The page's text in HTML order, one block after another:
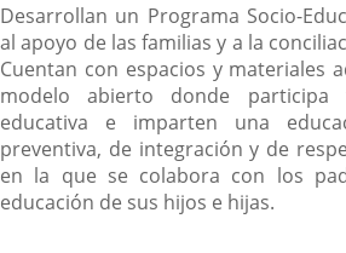
Desarrollan un Programa Socio-
al apoyo de las familias y a la
Cuentan con espacios y materiales
modelo abierto donde participa
educativa e imparten una
preventiva, de integración y de
en la que se colabora con los
educación de sus hijos e hijas.